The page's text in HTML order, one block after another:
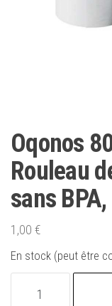
Oqonos
Rouleau
sans BPA,
1,00 €
En stock (peut être